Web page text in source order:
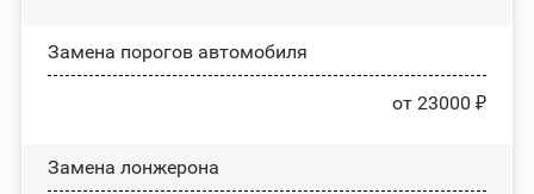
Замена порогов автомобиля
от 23000 ₽
Замена лонжерона